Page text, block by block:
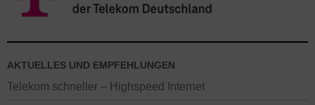
AKTUELLES UND EMPFEHLUNGEN
Telekom schneller – Highspeed Internet